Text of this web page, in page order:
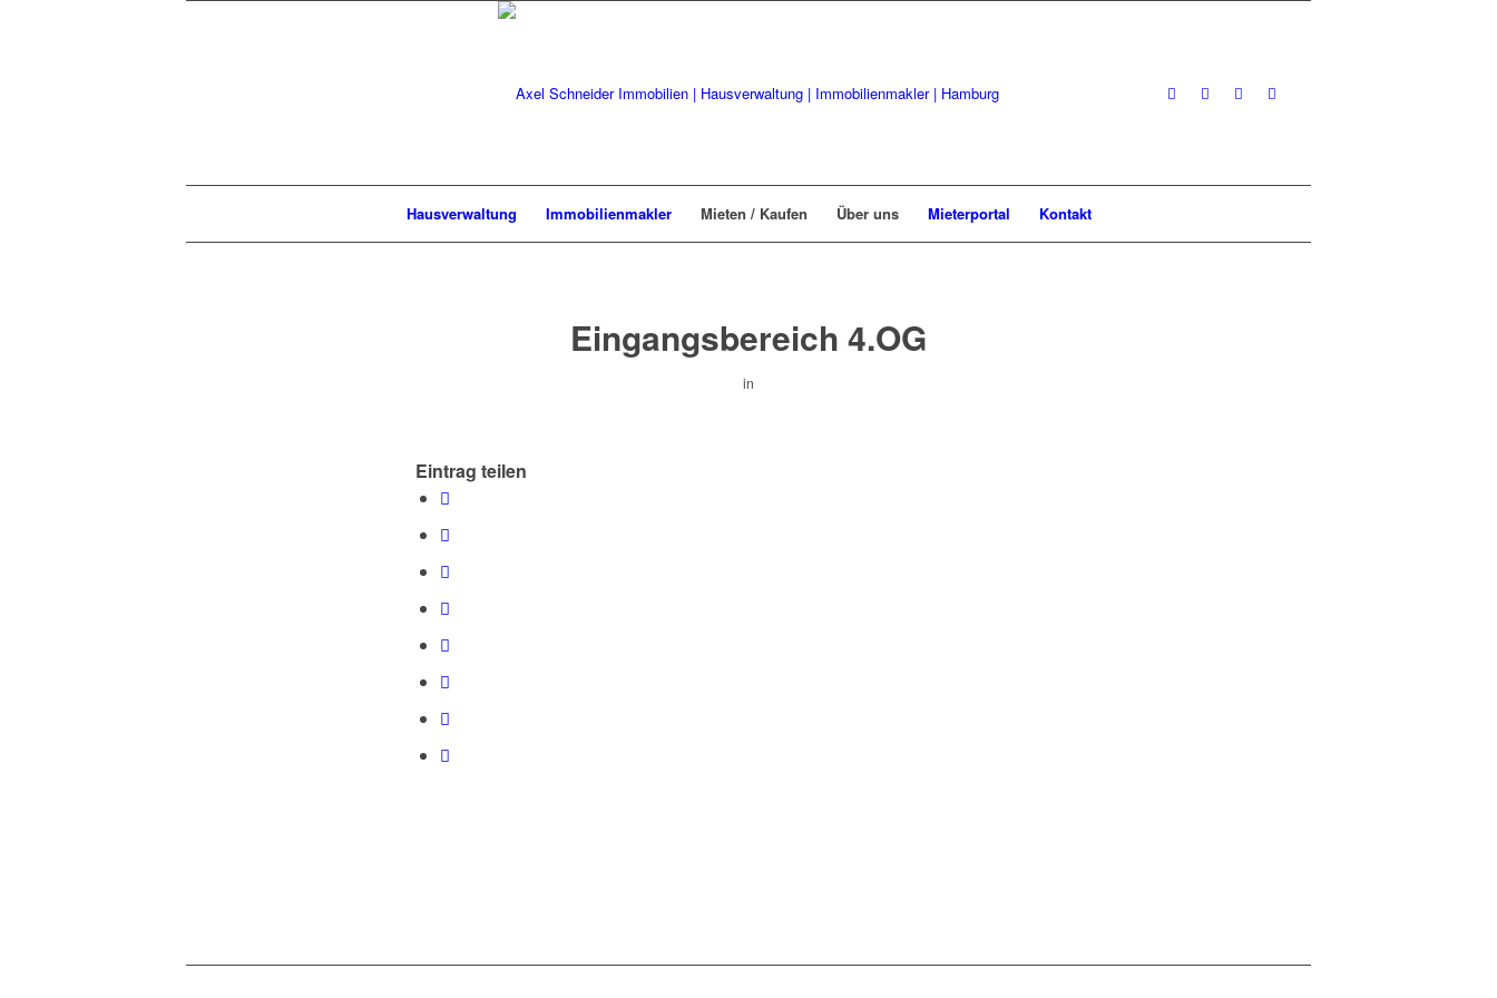
Hausverwaltung Immobilienmakler Mieten / Kaufen Über uns Mieterportal Kontakt
Eingangsbereich 4.OG
in
Eintrag teilen